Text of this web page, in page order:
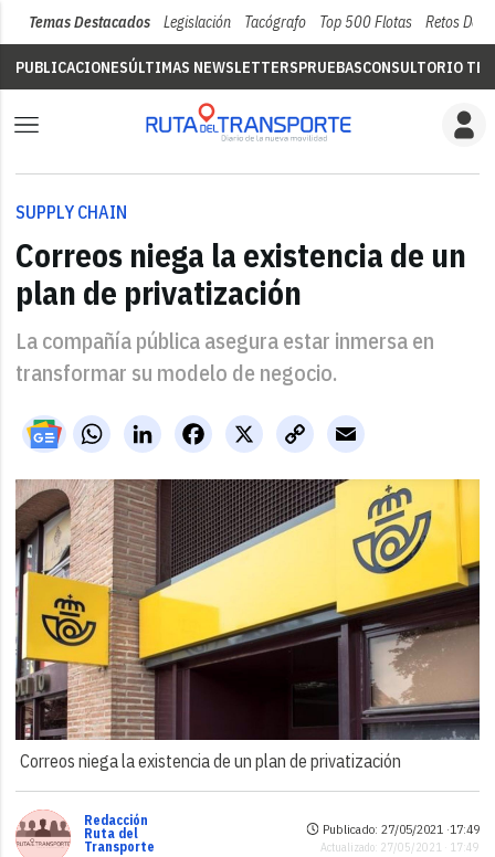
Temas Destacados Legislación Tacógrafo Top 500 Flotas Retos Del
PUBLICACIONESÚLTIMAS NEWSLETTERSPRUEBASCONSULTORIO
SUPPLY CHAIN
Correos niega la existencia de un
plan de privatización
La compañía pública asegura estar inmersa en
transformar su modelo de negocio.
WhatsAppLinkedIn X
Facebook
Copy
Link
Email
Correos niega la existencia de un plan de privatización
Redacción
Ruta del
Transporte
Publicado: 27/05/2021 ·17:49
Actualizado: 27/05/2021 · 17:49